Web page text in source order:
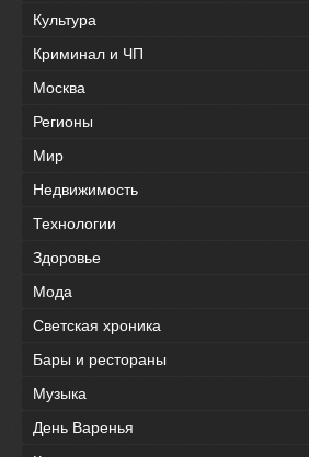
Культура
Криминал и ЧП
Москва
Регионы
Мир
Недвижимость
Технологии
Здоровье
Мода
Светская хроника
Бары и рестораны
Музыка
День Варенья